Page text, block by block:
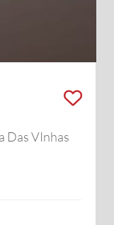
Das VInhas